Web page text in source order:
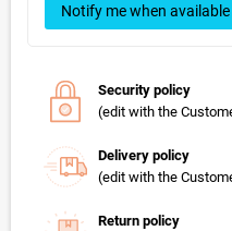
Notify me when available
Security policy
(edit with the
Delivery policy
(edit with the
Return policy